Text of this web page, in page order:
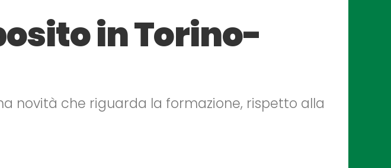
in Torino-
novità che riguarda la formazione, rispetto alla